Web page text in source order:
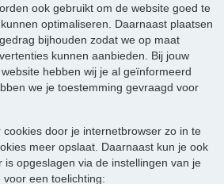
ook gebruikt om de website goed te
optimaliseren. Daarnaast plaatsen
bijhouden zodat we op maat
kunnen aanbieden. Bij jouw
hebben wij je al geïnformeerd
we je toestemming gevraagd voor
door je internetbrowser zo in te
meer opslaat. Daarnaast kun je ook
opgeslagen via de instellingen van je
een toelichting: